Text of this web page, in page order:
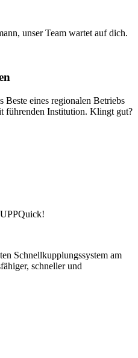
unser Team wartet auf dich.
eines regionalen Betriebs
führenden Institution. Klingt gut?
Schnell­kupplungs­system am
schneller und